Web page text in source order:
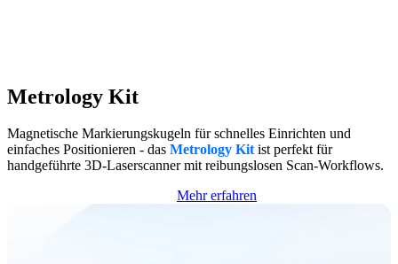
Metrology Kit
Magnetische Markierungskugeln für schnelles Einrichten und
einfaches Positionieren - das Metrology Kitist perfekt für
handgeführte 3D-Laserscanner mit reibungslosen Scan-Workflows.
Mehr erfahren